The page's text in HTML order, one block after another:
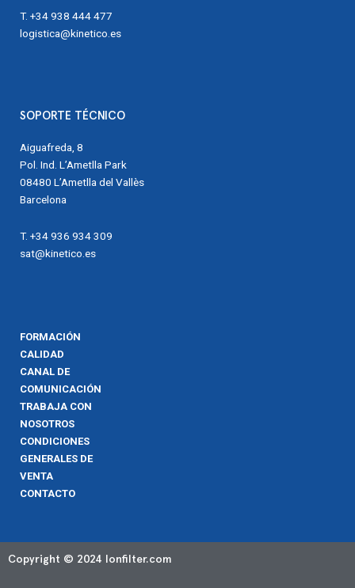
T. +34 938 444 477
logistica@kinetico.es
SOPORTE TÉCNICO
Aiguafreda, 8
Pol. Ind. L’Ametlla Park
08480 L’Ametlla del Vallès
Barcelona
T. +34 936 934 309
sat@kinetico.es
FORMACIÓN
CALIDAD
CANAL DE
COMUNICACIÓN
TRABAJA CON
NOSOTROS
CONDICIONES
GENERALES DE
VENTA
CONTACTO
Copyright © 2024 Ionfilter.com